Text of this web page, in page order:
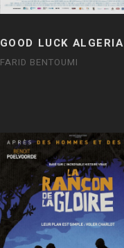
GOOD LUCK ALGERIA
FARID BENTOUMI